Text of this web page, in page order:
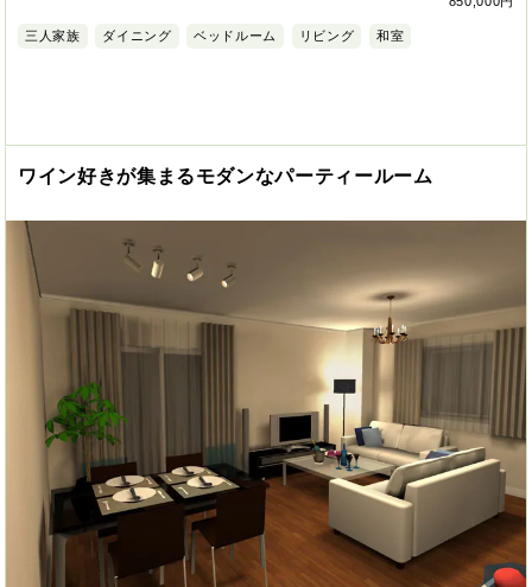
三人家族 ダイニング ベッドルーム リビング 和室
ワイン好きが集まるモダンなパーティールーム